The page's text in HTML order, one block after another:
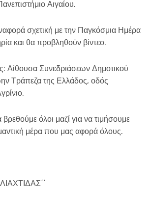
Αιγαίου.
σχετική με την Παγκόσμια Ημέρα
και θα προβληθούν βίντεο.
Αίθουσα Συνεδριάσεων Δημοτικού
Τράπεζα της Ελλάδος, οδός
όλοι μαζί για να τιμήσουμε
μέρα που μας αφορά όλους.